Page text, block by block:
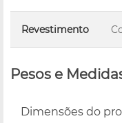
Revestimento
Pesos e
Dimensões do